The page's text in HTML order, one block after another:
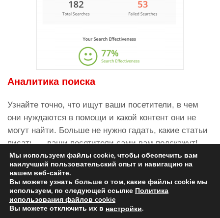
Аналитика поиска
Узнайте точно, что ищут ваши посетители, в чем
они нуждаются в помощи и какой контент они не
могут найти. Больше не нужно гадать, какие статьи
писать — ваши посетители сами вам подскажут!
© Авторские права
Мы используем файлы cookie, чтобы обеспечить вам
наилучший пользовательский опыт и навигацию на
нашем веб-сайте.
Вы можете узнать больше о том, какие файлы cookie мы
используем, по следующей ссылке Политика
использования файлов cookie
Вы можете отключить их в настройки.